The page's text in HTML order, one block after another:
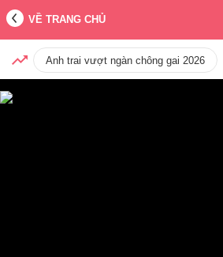
VỀ TRANG CHỦ
Anh trai vượt ngàn chông gai 2026